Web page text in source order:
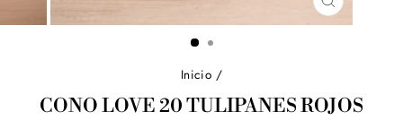
CERRAR
(ESC)
Inicio /
CONO LOVE 20 TULIPANES ROJOS